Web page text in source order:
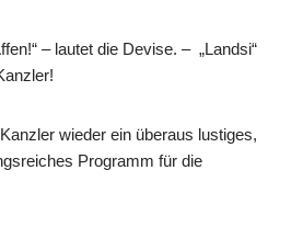
– lautet die Devise. – „Landsi“
wieder ein überaus lustiges,
Programm für die